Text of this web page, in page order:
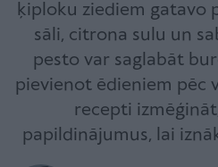
ķiploku ziediem gatavo
sāli, citrona sulu un
pesto var saglabāt
pievienot ēdieniem pēc
recepti
papildinājumus, lai